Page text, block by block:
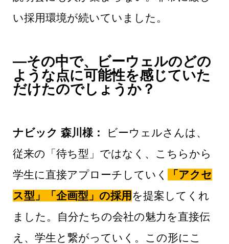
い採用環境が続いていました。
―その中で、ビーウェルのどの
ような点に可能性を感じていた
だけたのでしょうか？
ナビック 森川様：
ビーウェルさんは、
従来の「待ち型」ではなく、こちらから
学生に直接アプローチしていく
「アクセ
ス型」「企画型」の採用 を提案してくれ
ました。自分たちの会社の魅力を直接伝
え、学生と繋がっていく。この形にこ